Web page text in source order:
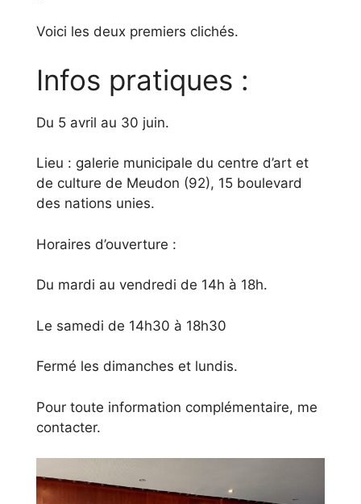
Voici les deux premiers clichés.
Infos pratiques :
Du 5 avril au 30 juin.
Lieu : galerie municipale du centre d’art et
de culture de Meudon (92), 15 boulevard
des nations unies.
Horaires d’ouverture :
Du mardi au vendredi de 14h à 18h.
Le samedi de 14h30 à 18h30
Fermé les dimanches et lundis.
Pour toute information complémentaire, me
contacter.